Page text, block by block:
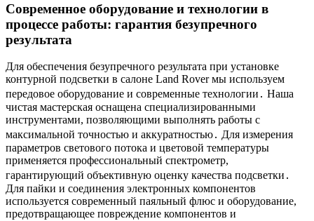
Современное оборудование и технологии в
процессе работы: гарантия безупречного
результата
Для обеспечения безупречного результата при установке
контурной подсветки в салоне Land Rover мы используем
передовое оборудование и современные технологии․ Наша
чистая мастерская оснащена специализированными
инструментами, позволяющими выполнять работы с
максимальной точностью и аккуратностью․ Для измерения
параметров светового потока и цветовой температуры
применяется профессиональный спектрометр,
гарантирующий объективную оценку качества подсветки․
Для пайки и соединения электронных компонентов
используется современный паяльный флюс и оборудование,
предотвращающее повреждение компонентов и